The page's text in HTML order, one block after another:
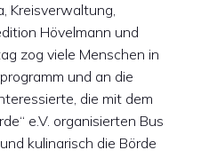
Kreisverwaltung,
Hövelmann und
zog viele Menschen in
und an die
die mit dem
e.V. organisierten Bus
kulinarisch die Börde